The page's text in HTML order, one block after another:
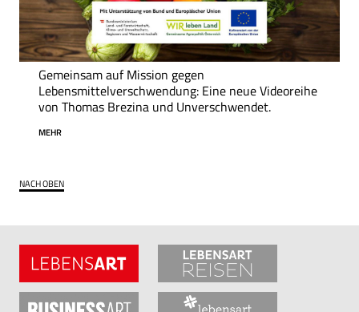
Gemeinsam auf Mission gegen
Lebensmittelverschwendung: Eine neue Videoreihe
von Thomas Brezina und Unverschwendet.
MEHR
NACH OBEN